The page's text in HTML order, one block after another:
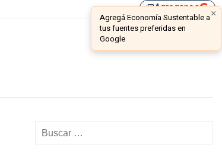
library_addAgreganos ×
Agregá Economía Sustentable a
tus fuentes preferidas en
Google